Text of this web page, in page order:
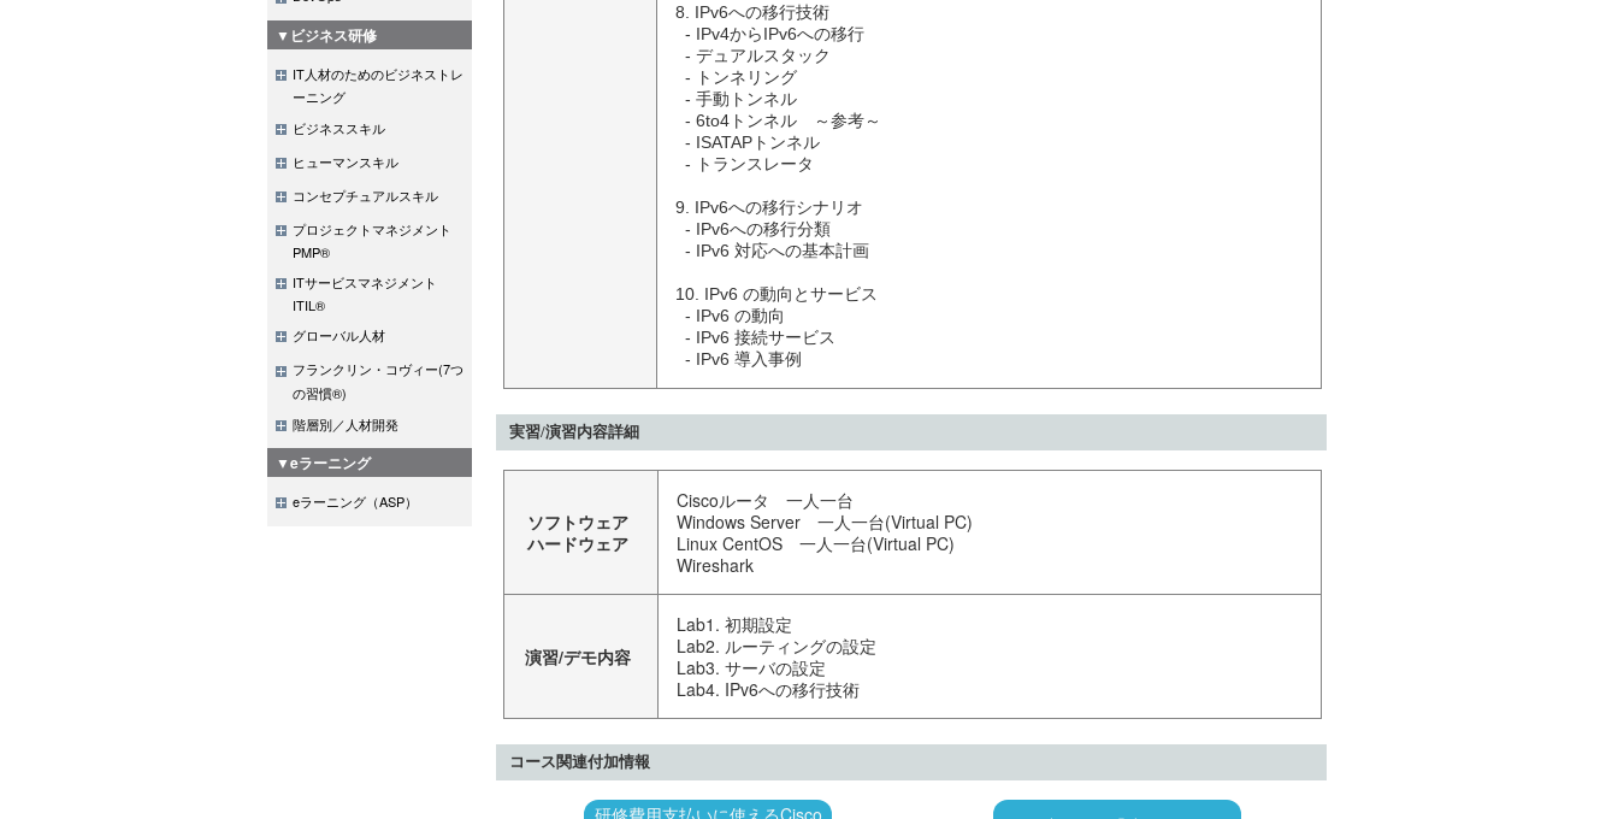
▼ビジネス研修
IT人材のためのビジネストレ
ーニング
ビジネススキル
ヒューマンスキル
コンセプチュアルスキル
プロジェクトマネジメント
PMP®
ITサービスマネジメント
ITIL®
グローバル人材
フランクリン・コヴィー(7つ
の習慣®)
階層別／人材開発
▼eラーニング
eラーニング（ASP）
8. IPv6への移行技術
9. IPv6への移行シナリオ
10. IPv6 の動向とサービス
  - IPv6 導入事例
実習/演習内容詳細
ソフトウェア
ハードウェア
Ciscoルータ 一人一台
Windows Server 一人一台(Virtual PC)
Linux CentOS 一人一台(Virtual PC)
Wireshark
演習/デモ内容
Lab1. 初期設定
Lab2. ルーティングの設定
Lab3. サーバの設定
Lab4. IPv6への移行技術
コース関連付加情報
研修費用支払いに使えるCisco